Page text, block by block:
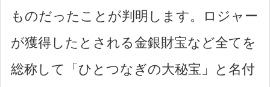
ものだったことが判明します。ロジャー
が獲得したとされる金銀財宝など全てを
総称して「ひとつなぎの大秘宝」と名付